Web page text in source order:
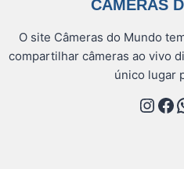
CÂMERAS
O site Câmeras do Mundo
compartilhar câmeras ao vivo
único lugar